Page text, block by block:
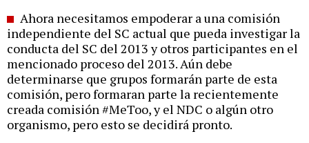
Ahora necesitamos empoderar a una comisión
independiente del SC actual que pueda investigar la
conducta del SC del 2013 y otros participantes en el
mencionado proceso del 2013. Aún debe
determinarse que grupos formarán parte de esta
comisión, pero formaran parte la recientemente
creada comisión #MeToo, y el NDC o algún otro
organismo, pero esto se decidirá pronto.